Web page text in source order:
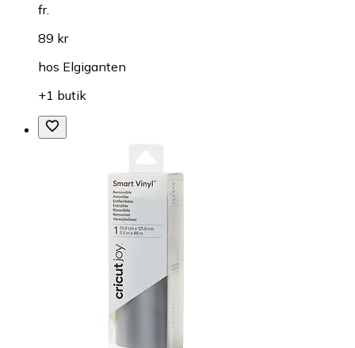
fr.
89 kr
hos Elgiganten
+1 butik